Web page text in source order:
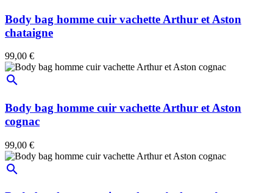
Body bag homme cuir vachette Arthur et Aston
chataigne
99,00 €
search
Body bag homme cuir vachette Arthur et Aston
cognac
99,00 €
search